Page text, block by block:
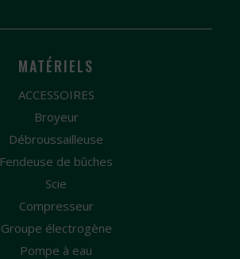
MATÉRIELS
ACCESSOIRES
Broyeur
Débroussailleuse
Fendeuse de bûches
Scie
Compresseur
Groupe électrogène
Pompe à eau